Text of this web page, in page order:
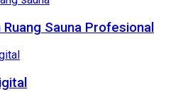
Sauna Profesional